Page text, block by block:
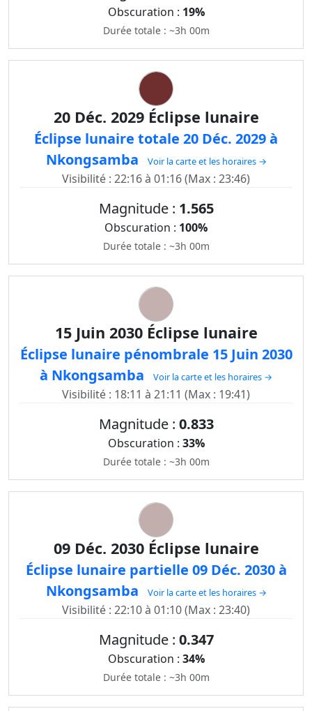
Obscuration : 19%
Durée totale : ~3h 00m
20 Déc. 2029 Éclipse lunaire
Éclipse lunaire totale 20 Déc. 2029 à
Nkongsamba
Voir la carte et les horaires →
Visibilité : 22:16 à 01:16 (Max : 23:46)
Magnitude : 1.565
Obscuration : 100%
Durée totale : ~3h 00m
15 Juin 2030 Éclipse lunaire
Éclipse lunaire pénombrale 15 Juin 2030
à Nkongsamba
Voir la carte et les horaires →
Visibilité : 18:11 à 21:11 (Max : 19:41)
Magnitude : 0.833
Obscuration : 33%
Durée totale : ~3h 00m
09 Déc. 2030 Éclipse lunaire
Éclipse lunaire partielle 09 Déc. 2030 à
Nkongsamba
Voir la carte et les horaires →
Visibilité : 22:10 à 01:10 (Max : 23:40)
Magnitude : 0.347
Obscuration : 34%
Durée totale : ~3h 00m